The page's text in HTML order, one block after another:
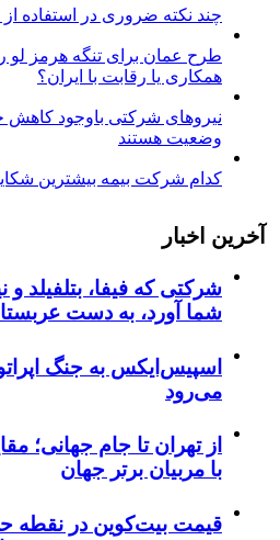
چند نکته ضروری در استفاده
طرح عمان برای تنگه هرمز لو
همکاری یا رقابت با ایران؟
نیروهای شرکتی باوجود کاهش
وضعیت هستند
کدام شرکت بیمه بیشترین
آخرین اخبار
شرکتی که فیفا، بتلفیلد و
شما آورد، به دست
اسپیس‌ایکس به جنگ
می‌رود
از تهران تا جام جهانی؛
با مربیان برتر جهان
قیمت بیت‌کوین در